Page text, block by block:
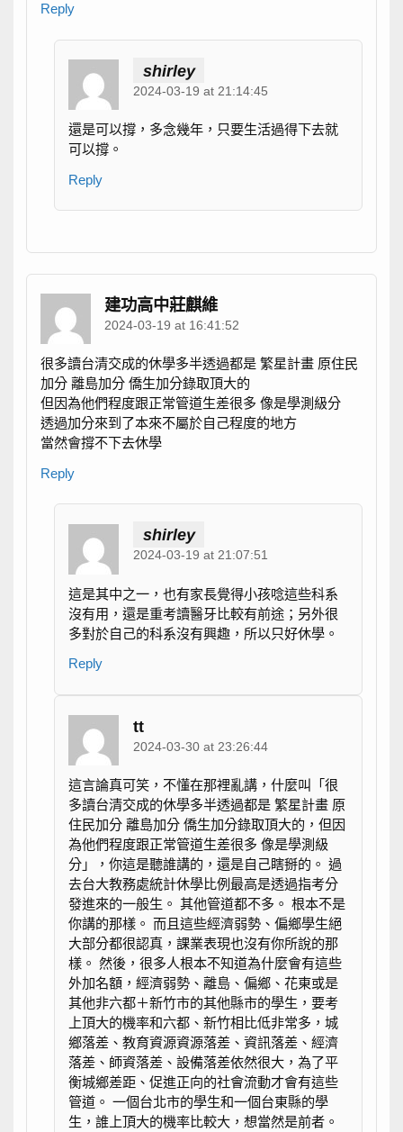
Reply
shirley
2024-03-19 at 21:14:45
還是可以撐，多念幾年，只要生活過得下去就
可以撐。
Reply
建功高中莊麒維
2024-03-19 at 16:41:52
很多讀台清交成的休學多半透過都是 繁星計畫 原住民
加分 離島加分 僑生加分錄取頂大的
但因為他們程度跟正常管道生差很多 像是學測級分
透過加分來到了本來不屬於自己程度的地方
當然會撐不下去休學
Reply
shirley
2024-03-19 at 21:07:51
這是其中之一，也有家長覺得小孩唸這些科系
沒有用，還是重考讀醫牙比較有前途；另外很
多對於自己的科系沒有興趣，所以只好休學。
Reply
tt
2024-03-30 at 23:26:44
這言論真可笑，不懂在那裡亂講，什麼叫「很
多讀台清交成的休學多半透過都是 繁星計畫 原
住民加分 離島加分 僑生加分錄取頂大的，但因
為他們程度跟正常管道生差很多 像是學測級
分」，你這是聽誰講的，還是自己瞎掰的。 過
去台大教務處統計休學比例最高是透過指考分
發進來的一般生。 其他管道都不多。 根本不是
你講的那樣。 而且這些經濟弱勢、偏鄉學生絕
大部分都很認真，課業表現也沒有你所說的那
樣。 然後，很多人根本不知道為什麼會有這些
外加名額，經濟弱勢、離島、偏鄉、花東或是
其他非六都＋新竹市的其他縣市的學生，要考
上頂大的機率和六都、新竹相比低非常多，城
鄉落差、教育資源資源落差、資訊落差、經濟
落差、師資落差、設備落差依然很大，為了平
衡城鄉差距、促進正向的社會流動才會有這些
管道。 一個台北市的學生和一個台東縣的學
生，誰上頂大的機率比較大，想當然是前者。